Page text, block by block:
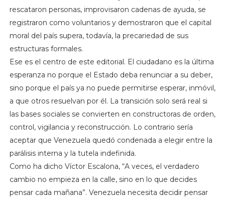
rescataron personas, improvisaron cadenas de ayuda, se
registraron como voluntarios y demostraron que el capital
moral del país supera, todavía, la precariedad de sus
estructuras formales.
Ese es el centro de este editorial. El ciudadano es la última
esperanza no porque el Estado deba renunciar a su deber,
sino porque el país ya no puede permitirse esperar, inmóvil,
a que otros resuelvan por él. La transición solo será real si
las bases sociales se convierten en constructoras de orden,
control, vigilancia y reconstrucción. Lo contrario sería
aceptar que Venezuela quedó condenada a elegir entre la
parálisis interna y la tutela indefinida.
Como ha dicho Víctor Escalona, “A veces, el verdadero
cambio no empieza en la calle, sino en lo que decides
pensar cada mañana”. Venezuela necesita decidir pensar